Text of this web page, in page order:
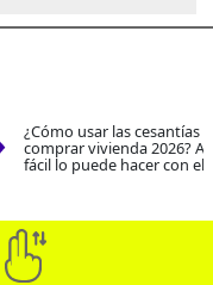
¿Cómo usar las cesantías
comprar vivienda 2026?
fácil lo puede hacer con el